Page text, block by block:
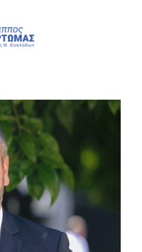
τα Τελευταία Νέα
μας!